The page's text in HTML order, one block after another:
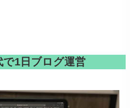
1日ブログ運営